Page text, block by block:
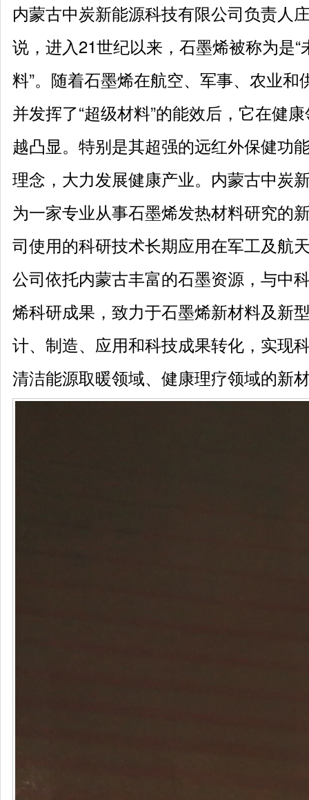
内蒙古中炭新能源科技有限公司负责人
说，进入21世纪以来，石墨烯被称为是
料”。随着石墨烯在航空、军事、农业和
并发挥了“超级材料”的能效后，它在健
越凸显。特别是其超强的远红外保健功
理念，大力发展健康产业。内蒙古中炭
为一家专业从事石墨烯发热材料研究的
司使用的科研技术长期应用在军工及航
公司依托内蒙古丰富的石墨资源，与中
烯科研成果，致力于石墨烯新材料及新
计、制造、应用和科技成果转化，实现
清洁能源取暖领域、健康理疗领域的新